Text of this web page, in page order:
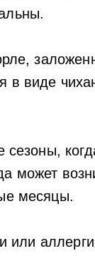
в виде
сезоны,
может
месяцы.
или